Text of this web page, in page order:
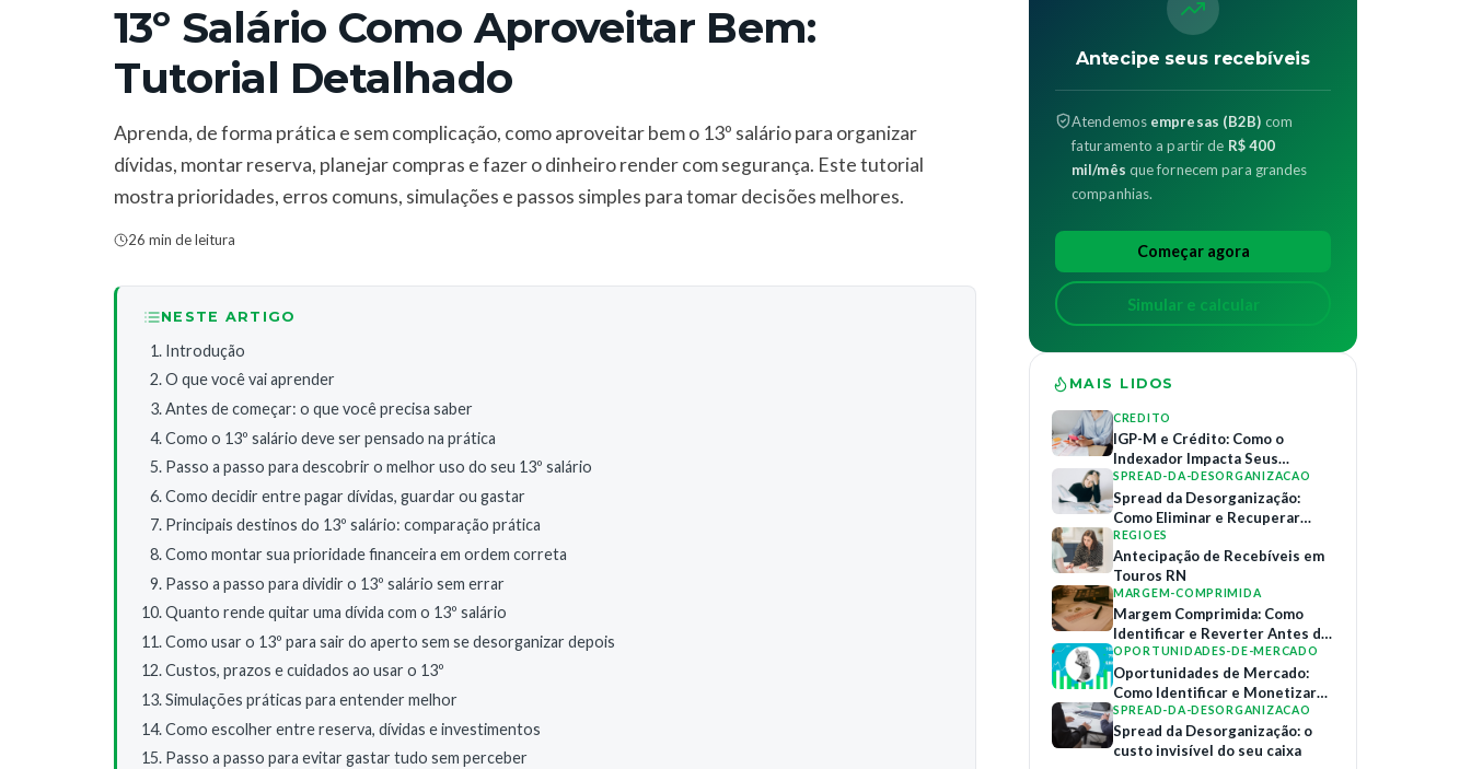
13º Salário Como Aproveitar Bem:
Tutorial Detalhado
Aprenda, de forma prática e sem complicação, como aproveitar bem o 13º salário para organizar
dívidas, montar reserva, planejar compras e fazer o dinheiro render com segurança. Este tutorial
mostra prioridades, erros comuns, simulações e passos simples para tomar decisões melhores.
26 min de leitura
NESTE ARTIGO
Introdução
O que você vai aprender
Antes de começar: o que você precisa saber
Como o 13º salário deve ser pensado na prática
Passo a passo para descobrir o melhor uso do seu 13º salário
Como decidir entre pagar dívidas, guardar ou gastar
Principais destinos do 13º salário: comparação prática
Como montar sua prioridade financeira em ordem correta
Passo a passo para dividir o 13º salário sem errar
Quanto rende quitar uma dívida com o 13º salário
Como usar o 13º para sair do aperto sem se desorganizar depois
Custos, prazos e cuidados ao usar o 13º
Simulações práticas para entender melhor
Como escolher entre reserva, dívidas e investimentos
Passo a passo para evitar gastar tudo sem perceber
Antecipe seus recebíveis
Atendemos empresas (B2B) com
faturamento a partir de R$ 400
mil/mês que fornecem para grandes
companhias.
Começar agora
Simular e calcular
MAIS LIDOS
CREDITO
IGP-M e Crédito: Como o
Indexador Impacta Seus
Contratos de Financiamento
SPREAD-DA-DESORGANIZACAO
Spread da Desorganização:
Como Eliminar e Recuperar
Margem
REGIOES
Antecipação de Recebíveis em
Touros RN
MARGEM-COMPRIMIDA
Margem Comprimida: Como
Identificar e Reverter Antes do
Colapso
OPORTUNIDADES-DE-MERCADO
Oportunidades de Mercado:
Como Identificar e Monetizar
Relações B2B
SPREAD-DA-DESORGANIZACAO
Spread da Desorganização: o
custo invisível do seu caixa